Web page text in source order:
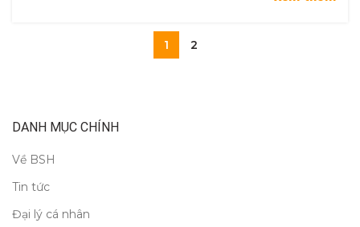
1 2
DANH MỤC CHÍNH
Về BSH
Tin tức
Đại lý cá nhân